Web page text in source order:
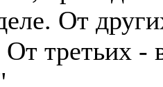
От
третьих